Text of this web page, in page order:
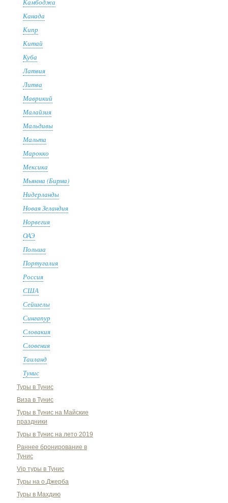
Камбоджа
Канада
Кипр
Китай
Куба
Латвия
Литва
Маврикий
Малайзия
Мальдивы
Мальта
Марокко
Мексика
Мьянма (Бирма)
Нидерланды
Новая Зеландия
Норвегия
ОАЭ
Польша
Португалия
Россия
США
Сейшелы
Сингапур
Словакия
Словения
Таиланд
Тунис
Туры в Тунис
Виза в Тунис
Туры в Тунис на Майские
праздники
Туры в Тунис на лето 2019
Раннее бронирование в
Тунис
Vip туры в Тунис
Туры на о.Джерба
Туры в Махдию